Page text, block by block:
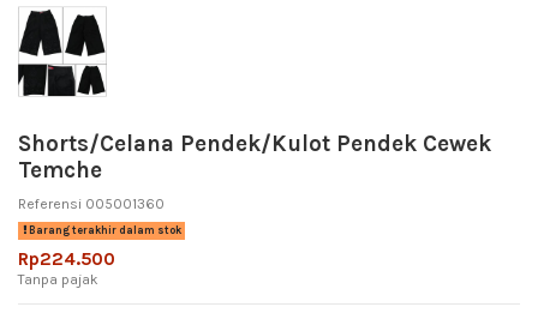
Shorts/Celana Pendek/Kulot Pendek Cewek
Temche
Referensi 005001360
Barang terakhir dalam stok
Rp224.500
Tanpa pajak